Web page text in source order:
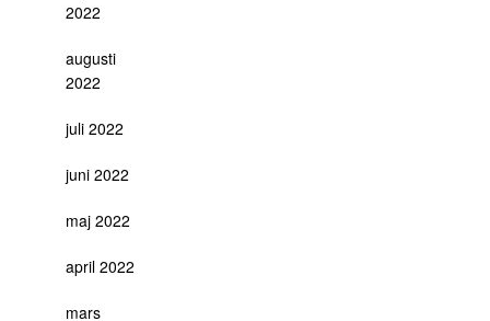
2022
augusti
2022
juli 2022
juni 2022
maj 2022
april 2022
mars